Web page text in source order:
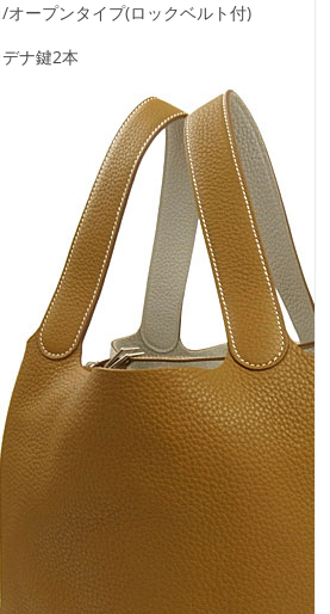
オープンタイプ(ロックベルト付)
ナ鍵2本